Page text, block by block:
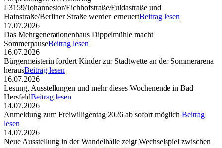
L3159/Johannestor/Eichhofstraße/Fuldastraße und
Hainstraße/Berliner Straße werden erneuertBeitrag lesen
17.07.2026
Das Mehrgenerationenhaus Dippelmühle macht
SommerpauseBeitrag lesen
16.07.2026
Bürgermeisterin fordert Kinder zur Stadtwette an der Sommerarena
herausBeitrag lesen
16.07.2026
Lesung, Ausstellungen und mehr dieses Wochenende in Bad
HersfeldBeitrag lesen
14.07.2026
Anmeldung zum Freiwilligentag 2026 ab sofort möglich Beitrag
lesen
14.07.2026
Neue Ausstellung in der Wandelhalle zeigt Wechselspiel zwischen